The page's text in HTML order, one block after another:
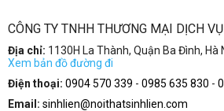
CÔNG TY TNHH THƯƠNG MẠI DỊCH
Địa chỉ: 1130H La Thành, Quận Ba Đình, Hà
Xem bản đồ đường đi
Điện thoại: 0904 570 339 - 0985 635 830 -
Email: sinhlien@noithatsinhlien.com